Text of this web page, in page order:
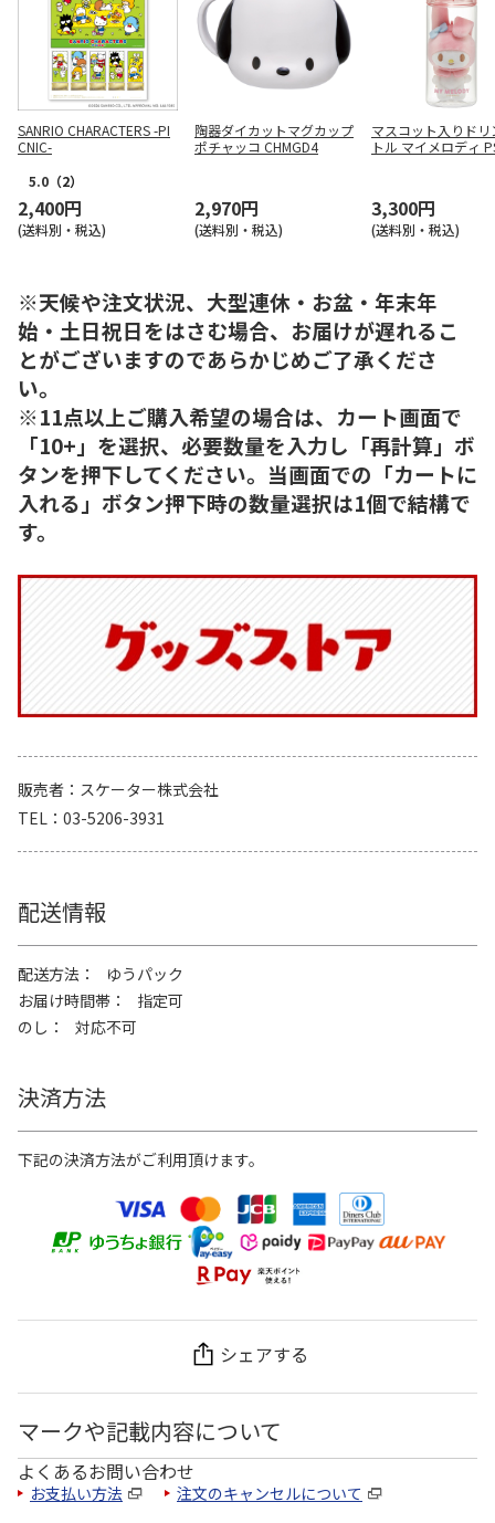
SANRIO CHARACTERS -PI
CNIC-
5.0 （2）
2,400円
(送料別・税込)
陶器ダイカットマグカップ
ポチャッコ CHMGD4
2,970円
(送料別・税込)
マスコット入りドリ
トル マイメロディ
3,300円
(送料別・税込)
※天候や注文状況、大型連休・お盆・年末年
始・土日祝日をはさむ場合、お届けが遅れるこ
とがございますのであらかじめご了承くださ
い。
※11点以上ご購入希望の場合は、カート画面で
「10+」を選択、必要数量を入力し「再計算」ボ
タンを押下してください。当画面での「カートに
入れる」ボタン押下時の数量選択は1個で結構で
す。
販売者
スケーター株式会社
TEL
03-5206-3931
配送情報
配送方法
ゆうパック
お届け時間帯
指定可
のし
対応不可
決済方法
下記の決済方法がご利用頂けます。
シェアする
マークや記載内容について
よくあるお問い合わせ
お支払い方法 注文のキャンセルについて